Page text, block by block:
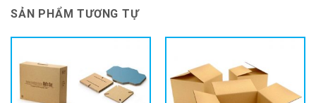
SẢN PHẨM TƯƠNG TỰ